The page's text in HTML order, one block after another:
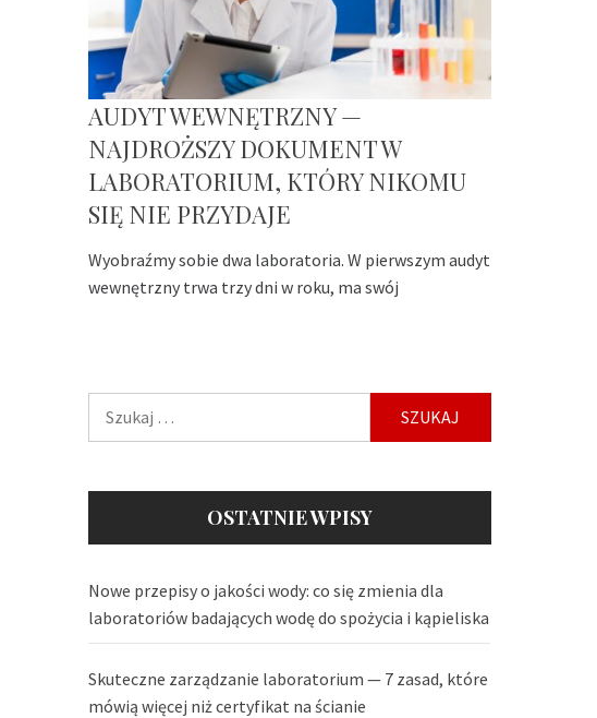
AUDYT WEWNĘTRZNY —
NAJDROŻSZY DOKUMENT W
LABORATORIUM, KTÓRY NIKOMU
SIĘ NIE PRZYDAJE
Wyobraźmy sobie dwa laboratoria. W pierwszym audyt
wewnętrzny trwa trzy dni w roku, ma swój
OSTATNIE WPISY
Nowe przepisy o jakości wody: co się zmienia dla
laboratoriów badających wodę do spożycia i kąpieliska
Skuteczne zarządzanie laboratorium — 7 zasad, które
mówią więcej niż certyfikat na ścianie